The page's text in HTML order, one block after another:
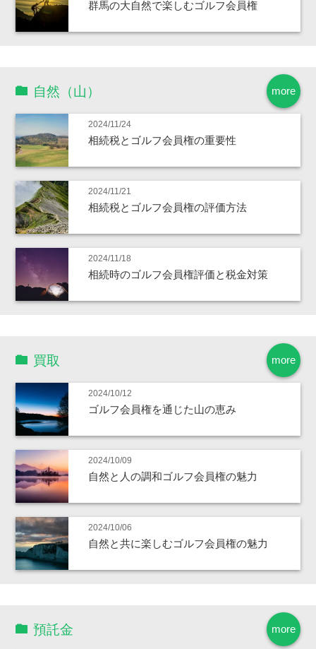
群馬の大自然で楽しむゴルフ会員権
more
自然（山）
2024/11/24
相続税とゴルフ会員権の重要性
2024/11/21
相続税とゴルフ会員権の評価方法
2024/11/18
相続時のゴルフ会員権評価と税金対策
more
買取
2024/10/12
ゴルフ会員権を通じた山の恵み
2024/10/09
自然と人の調和ゴルフ会員権の魅力
2024/10/06
自然と共に楽しむゴルフ会員権の魅力
more
預託金